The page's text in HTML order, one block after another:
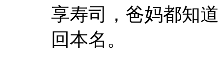
享寿司，爸妈都知
回本名。